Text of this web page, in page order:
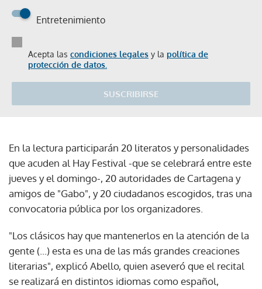
Entretenimiento
Acepta las condiciones legales y la política de
protección de datos.
SUSCRIBIRSE
En la lectura participarán 20 literatos y personalidades
que acuden al Hay Festival -que se celebrará entre este
jueves y el domingo-, 20 autoridades de Cartagena y
amigos de "Gabo", y 20 ciudadanos escogidos, tras una
convocatoria pública por los organizadores.
"Los clásicos hay que mantenerlos en la atención de la
gente (...) esta es una de las más grandes creaciones
literarias", explicó Abello, quien aseveró que el recital
se realizará en distintos idiomas como español,